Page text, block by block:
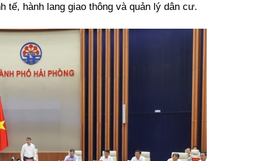
tế, hành lang giao thông và quản lý dân cư.